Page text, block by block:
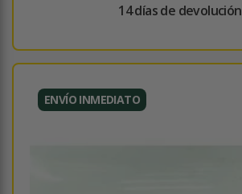
14 días de devolución
ENVÍO INMEDIATO